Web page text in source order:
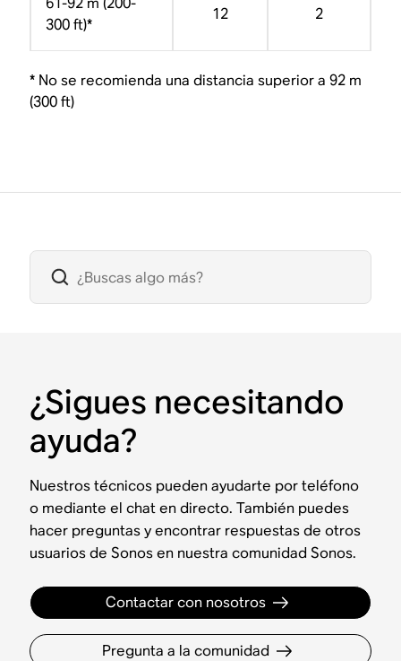
300 ft)*
12 2
* No se recomienda una distancia superior a 92 m
(300 ft)
¿Sigues necesitando
ayuda?
Nuestros técnicos pueden ayudarte por teléfono
o mediante el chat en directo. También puedes
hacer preguntas y encontrar respuestas de otros
usuarios de Sonos en nuestra comunidad Sonos.
Contactar con nosotros
Pregunta a la comunidad